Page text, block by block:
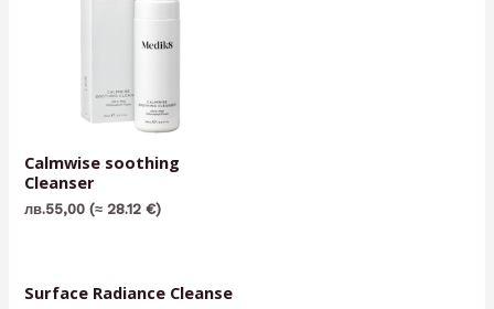
Calmwise soothing
Cleanser
лв.55,00 (≈ 28.12 €)
Surface Radiance Cleanse